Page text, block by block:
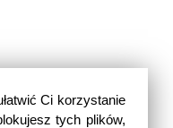
Ci korzystanie
tych plików,